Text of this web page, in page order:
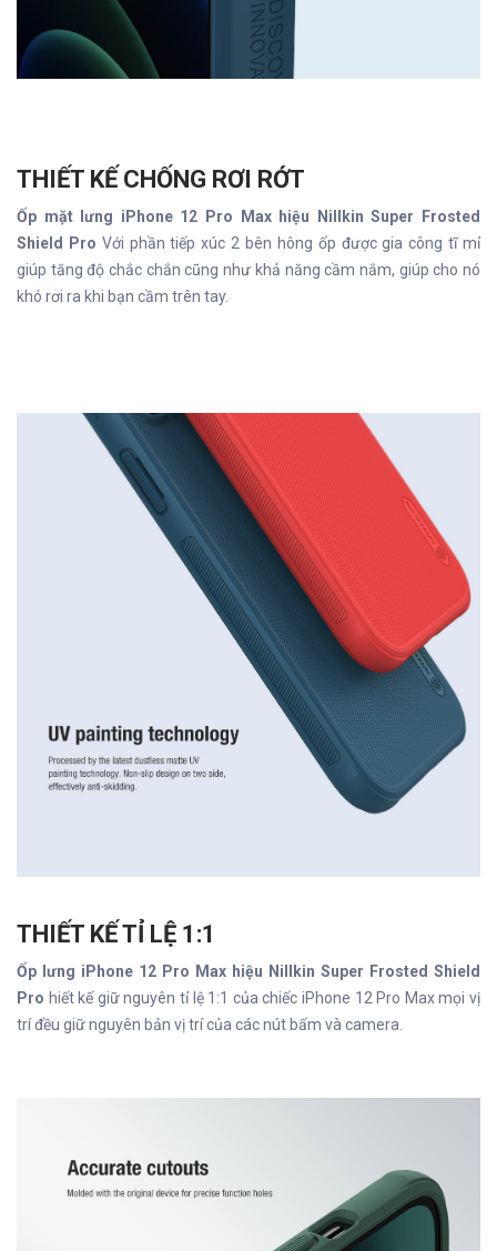
THIẾT KẾ CHỐNG RƠI RỚT
Ốp mặt lưng iPhone 12 Pro Max hiệu Nillkin Super Frosted
Shield Pro Với phần tiếp xúc 2 bên hông ốp được gia công tĩ mỉ
giúp tăng độ chắc chắn cũng như khả năng cầm nắm, giúp cho nó
khó rơi ra khi bạn cầm trên tay.
THIẾT KẾ TỈ LỆ 1:1
Ốp lưng iPhone 12 Pro Max hiệu Nillkin Super Frosted Shield
Pro hiết kế giữ nguyên tỉ lệ 1:1 của chiếc iPhone 12 Pro Max mọi vị
trí đều giữ nguyên bản vị trí của các nút bấm và camera.